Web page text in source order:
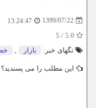
1399/07/22
13:24:47
5.0
/
5
تگهای خبر:
بازار
این مطلب را می پسندید؟